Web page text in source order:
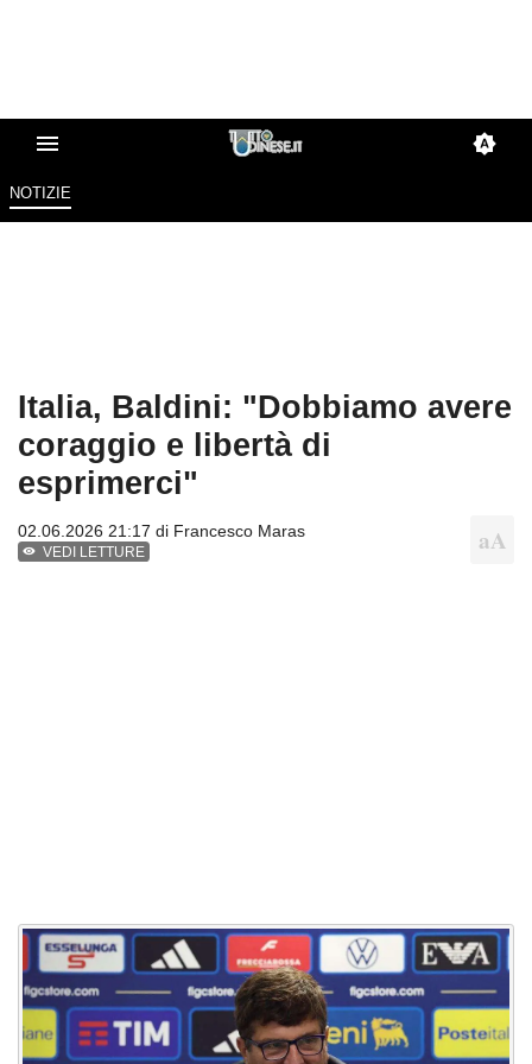
NOTIZIE
Italia, Baldini: "Dobbiamo avere
coraggio e libertà di
esprimerci"
02.06.2026 21:17 di Francesco Maras
VEDI LETTURE